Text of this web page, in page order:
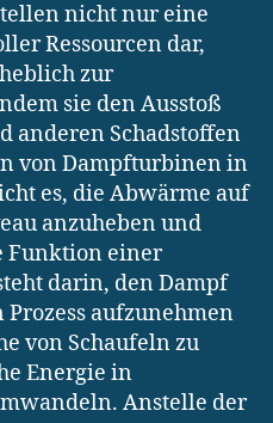
nicht nur eine
Ressourcen dar,
zur
sie den Ausstoß
anderen Schadstoffen
von Dampfturbinen in
es, die Abwärme auf
anzuheben und
Funktion einer
darin, den Dampf
Prozess aufzunehmen
von Schaufeln zu
Energie in
Anstelle der